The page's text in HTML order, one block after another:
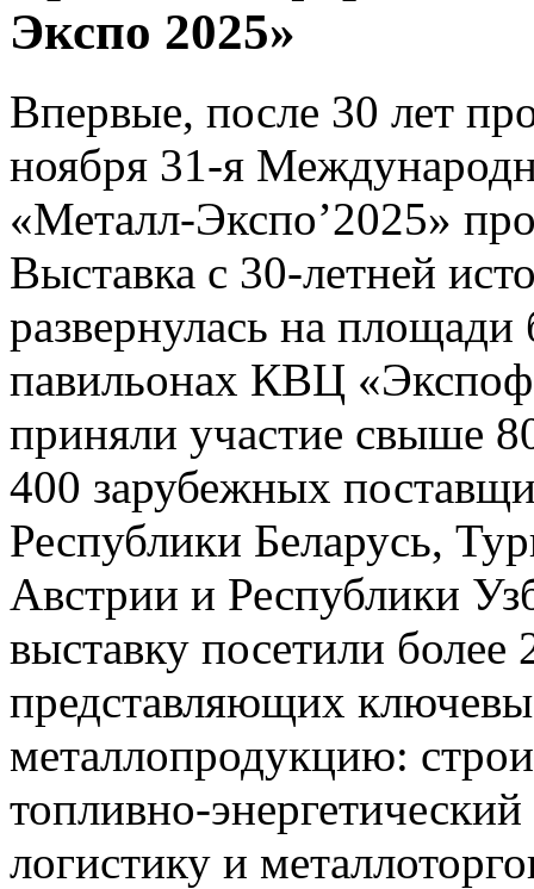
Экспо 2025»
Впервые, после 30 лет
ноября 31-я
«Металл-Экспо’2025»
Выставка с 30-летней
развернулась на
павильонах КВЦ
приняли участие свыше
400 зарубежных
Республики Беларусь,
Австрии и Республики
выставку посетили более
представляющих
металлопродукцию:
топливно-
логистику и